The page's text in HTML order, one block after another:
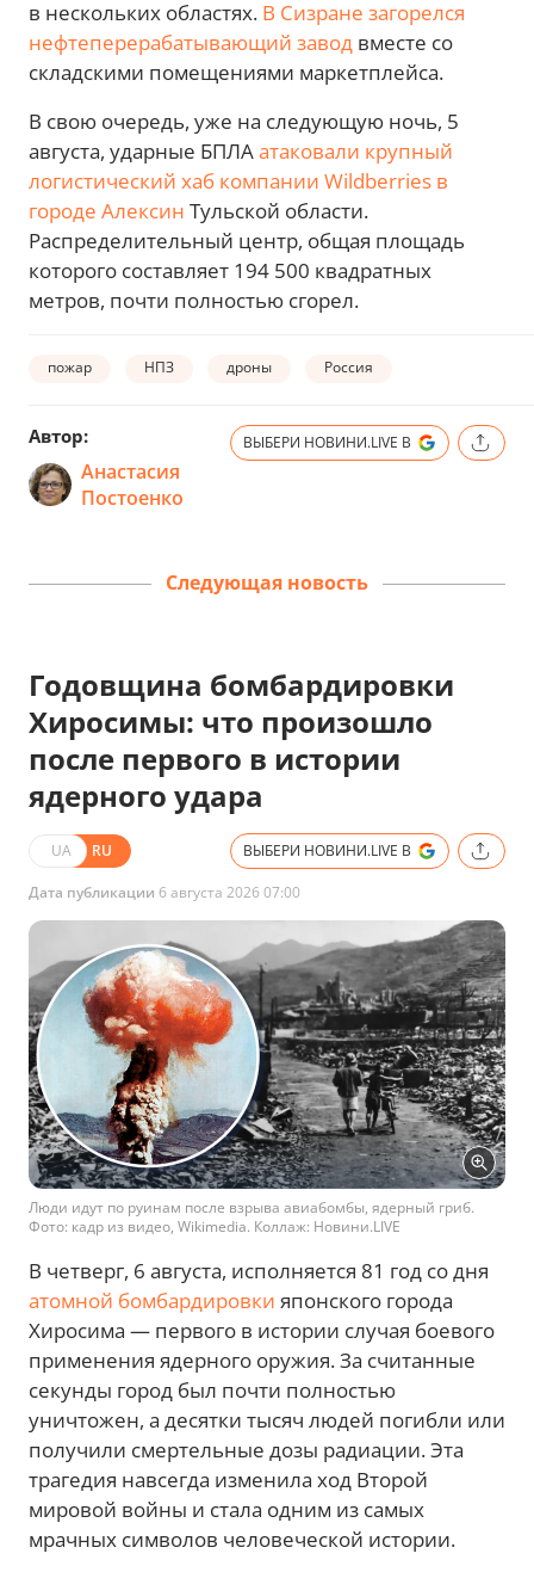
в нескольких областях. В Сизране загорелся
нефтеперерабатывающий завод вместе со
складскими помещениями маркетплейса.
В свою очередь, уже на следующую ночь, 5
августа, ударные БПЛАатаковали крупный
логистический хаб компании Wildberries в
городе Алексин Тульской области.
Распределительный центр, общая площадь
которого составляет 194 500 квадратных
метров, почти полностью сгорел.
пожар НПЗ дроны Россия
Автор:
Анастасия
Постоенко
ВЫБЕРИ НОВИНИ.LIVE В
Следующая новость
Годовщина бомбардировки
Хиросимы: что произошло
после первого в истории
ядерного удара
UA RU ВЫБЕРИ НОВИНИ.LIVE В
Дата публикации 6 августа 2026 07:00
Люди идут по руинам после взрыва авиабомбы, ядерный гриб.
Фото: кадр из видео, Wikimedia. Коллаж: Новини.LIVE
В четверг, 6 августа, исполняется 81 год со дня
атомной бомбардировки японского города
Хиросима — первого в истории случая боевого
применения ядерного оружия. За считанные
секунды город был почти полностью
уничтожен, а десятки тысяч людей погибли или
получили смертельные дозы радиации. Эта
трагедия навсегда изменила ход Второй
мировой войны и стала одним из самых
мрачных символов человеческой истории.